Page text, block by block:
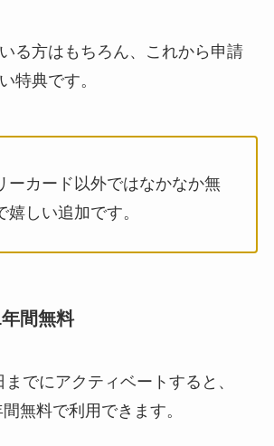
る方はもちろん、これから申請
特典です。
ーカード以外ではなかなか無
嬉しい追加です。
間無料
でにアクティベートすると、
無料で利用できます。